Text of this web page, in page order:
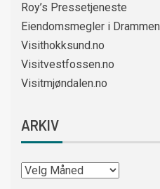
Roy’s Pressetjeneste
Eiendomsmegler i Drammen
Visithokksund.no
Visitvestfossen.no
Visitmjøndalen.no
ARKIV